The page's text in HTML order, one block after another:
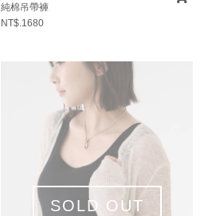
純棉吊帶褲
NT$.1680
SOLD OUT